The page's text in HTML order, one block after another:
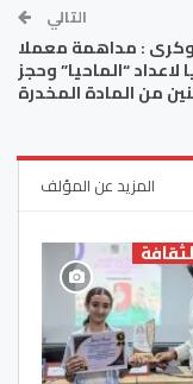
التالي
: مداهمة معملا
سريا لاعداد “الماحيا”‎ وحجز
من المادة المخدرة
المزيد عن المؤلف